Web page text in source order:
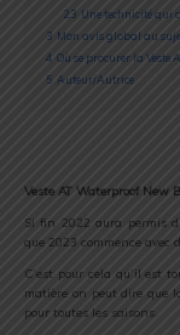
2.3 Une technicité qui
3 Mon avis global au
4 Où se procurer la Veste
5 Auteur/Autrice
Veste AT Waterproof New
Si fin 2022 aura permis
que 2023 commence avec
C’est pour cela qu’il est
matière on peut dire que
pour toutes les saisons.